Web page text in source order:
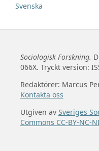
Svenska
Sociologisk Forskning.
066X. Tryckt version:
Redaktörer: Marcus
Kontakta oss
Utgiven av Sveriges
Commons CC-BY-NC-